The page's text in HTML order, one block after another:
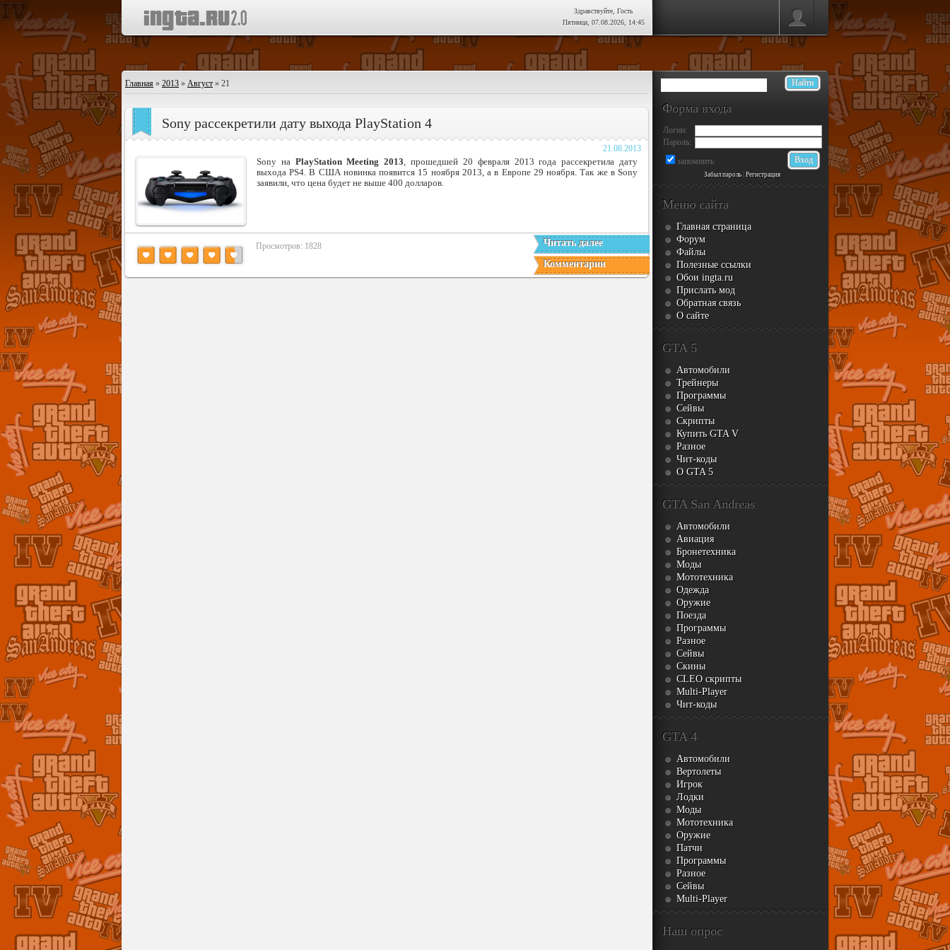
Здравствуйте, Гость
Пятница, 07.08.2026, 14:45
Главная » 2013 » Август » 21
Sony рассекретили дату выхода PlayStation 4
21.08.2013
Sony на PlayStation Meeting 2013, прошедшей 20 февраля 2013 года рассекретила дату
выхода PS4. В США новинка появится 15 ноября 2013, а в Европе 29 ноября. Так же в Sony
заявили, что цена будет не выше 400 долларов.
Просмотров: 1828
Читать далее
Комментарии
Форма входа
Логин:
Пароль:
запомнить
Забыл пароль| Регистрация
Меню сайта
Главная страница
Форум
Файлы
Полезные ссылки
Обои ingta.ru
Прислать мод
Обратная связь
О сайте
GTA 5
Автомобили
Трейнеры
Программы
Сейвы
Скрипты
Купить GTA V
Разное
Чит-коды
О GTA 5
GTA San Andreas
Автомобили
Авиация
Бронетехника
Моды
Мототехника
Одежда
Оружие
Поезда
Программы
Разное
Сейвы
Скины
CLEO скрипты
Multi-Player
Чит-коды
GTA 4
Автомобили
Вертолеты
Игрок
Лодки
Моды
Мототехника
Оружие
Патчи
Программы
Разное
Сейвы
Multi-Player
Наш опрос